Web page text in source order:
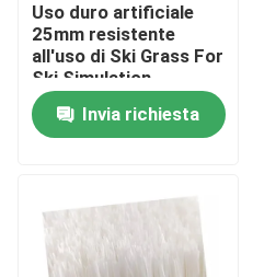
Uso duro artificiale
25mm resistente
all'uso di Ski Grass For
Ski Simulation
Invia richiesta